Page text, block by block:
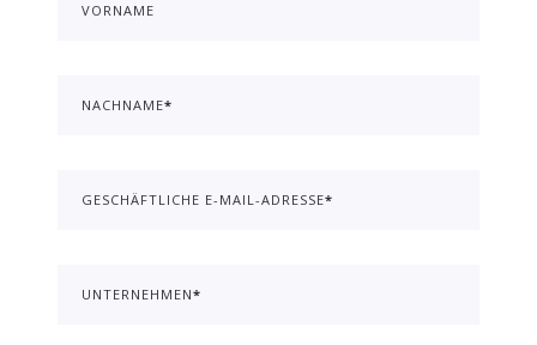
VORNAME
NACHNAME*
GESCHÄFTLICHE E-MAIL-ADRESSE*
UNTERNEHMEN*